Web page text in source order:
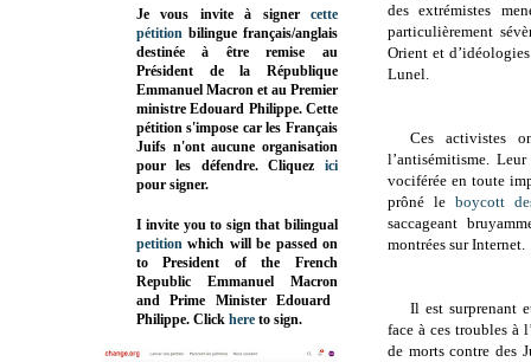
des extrémistes
particulièrement
Orient et
Lunel.
Ces activistes
l’antisémitisme.
vociférée en toute
prôné le boycott
saccageant
montrées sur Internet.
Il est surprenant
face à ces troubles à
de morts contre des
Je vous invite à signer cette
pétition bilingue français/anglais
destinée à être remise au
Président de la République
Emmanuel Macron et au Premier
ministre Edouard Philippe. Cette
pétition s'impose car les Français
Juifs n'ont aucune organisation
pour les défendre. Cliquez
ici
pour signer.
I invite you to sign that bilingual
petition which will be passed on
to President of the French
Republic Emmanuel Macron
and Prime MinisterEdouard
Philippe. Click here to sign.